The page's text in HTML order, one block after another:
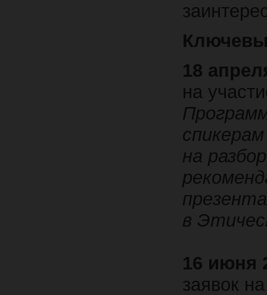
18
на
на
в
16 июня
заявок